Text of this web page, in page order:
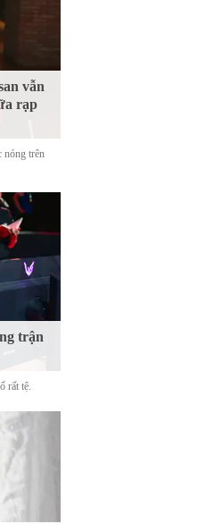
vẫn
rạp
nóng trên
trận
rất tệ.